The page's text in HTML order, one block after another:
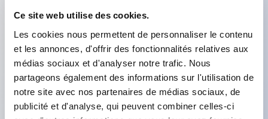
Ce site web utilise des cookies.
Les cookies nous permettent de personnaliser le contenu
et les annonces, d'offrir des fonctionnalités relatives aux
médias sociaux et d'analyser notre trafic. Nous
partageons également des informations sur l'utilisation de
notre site avec nos partenaires de médias sociaux, de
publicité et d'analyse, qui peuvent combiner celles-ci
contact à 11 étages), 59,9 mm (*bloc de contact à
22 étages). Conception peu encombrante
possible.
Structure de sécurité de 3e génération :
déclenchement à 2 actions, garde intégrée,